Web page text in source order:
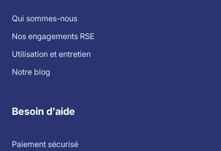
Qui sommes-nous
Nos engagements RSE
Utilisation et entretien
Notre blog
Besoin d'aide
Paiement sécurisé